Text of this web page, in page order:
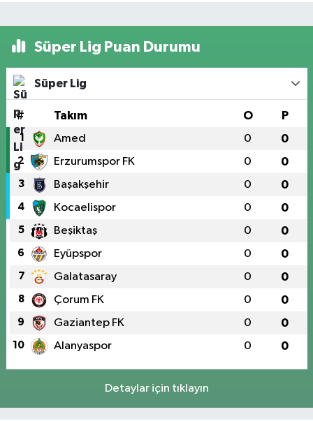
Süper Lig Puan Durumu
Süper Lig
# Takım O P
1 Amed 0 0
2 Erzurumspor FK 0 0
3 Başakşehir 0 0
4 Kocaelispor 0 0
5 Beşiktaş 0 0
6 Eyüpspor 0 0
7 Galatasaray 0 0
8 Çorum FK 0 0
9 Gaziantep FK 0 0
10 Alanyaspor 0 0
Detaylar için tıklayın